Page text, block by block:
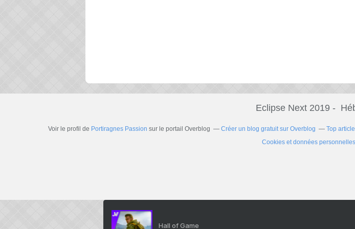
Eclipse Next 2019 -
Voir le profil de Portiragnes Passion sur le portail Overblog Créer un blog gratuit sur Overblog Top
Cookies et données personnelles
Hall of Game